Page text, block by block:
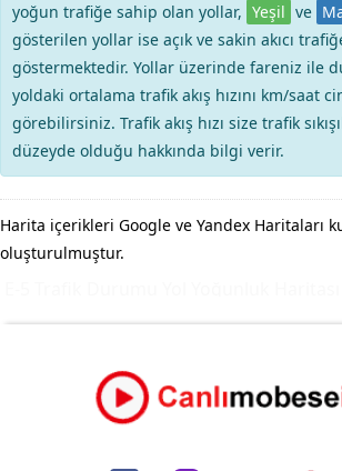
yoğun trafiğe sahip olan yollar, Yeşil ve
gösterilen yollar ise açık ve sakin akıcı
göstermektedir. Yollar üzerinde fareniz ile
yoldaki ortalama trafik akış hızını km/saat
görebilirsiniz. Trafik akış hızı size trafik
düzeyde olduğu hakkında bilgi verir.
Harita içerikleri Google ve Yandex Haritaları
oluşturulmuştur.